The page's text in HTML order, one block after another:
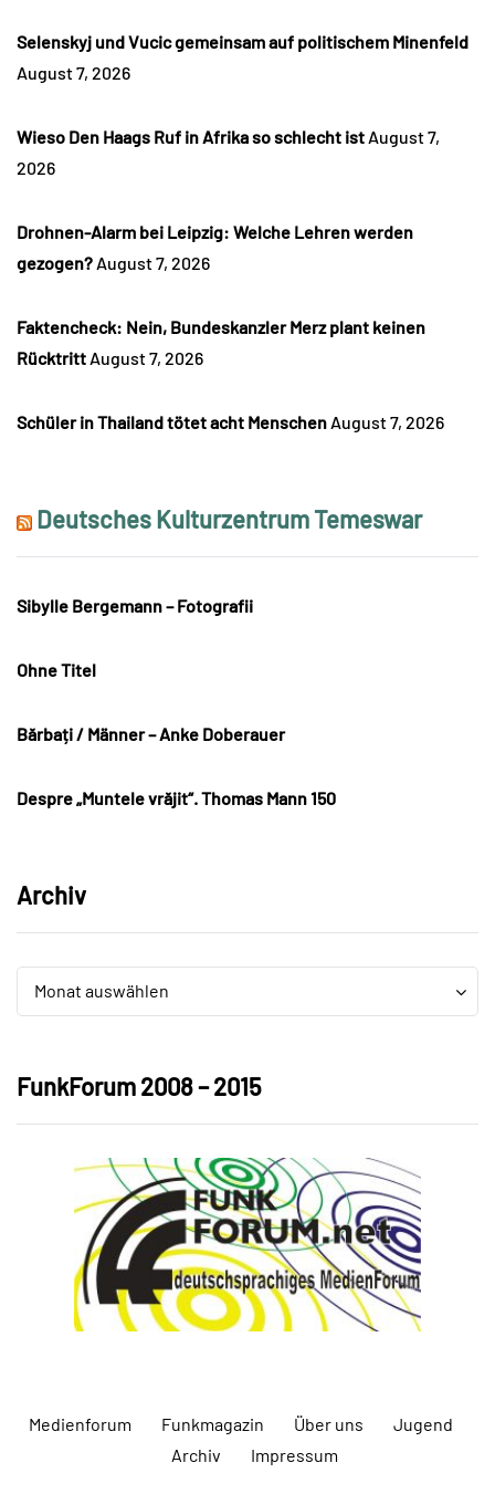
Selenskyj und Vucic gemeinsam auf politischem Minenfeld
August 7, 2026
Wieso Den Haags Ruf in Afrika so schlecht ist August 7,
2026
Drohnen-Alarm bei Leipzig: Welche Lehren werden
gezogen? August 7, 2026
Faktencheck: Nein, Bundeskanzler Merz plant keinen
Rücktritt August 7, 2026
Schüler in Thailand tötet acht Menschen August 7, 2026
Deutsches Kulturzentrum Temeswar
Sibylle Bergemann – Fotografii
Ohne Titel
Bărbați / Männer – Anke Doberauer
Despre „Muntele vrăjit“. Thomas Mann 150
Archiv
Archiv
Monat auswählen
Archiv
FunkForum 2008 – 2015
Medienforum Funkmagazin Über uns
Jugend
Archiv
Impressum